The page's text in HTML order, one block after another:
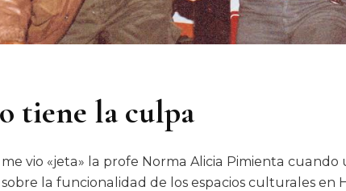
tiene la culpa
vio «jeta» la profe Norma Alicia Pimienta cuando
la funcionalidad de los espacios culturales en